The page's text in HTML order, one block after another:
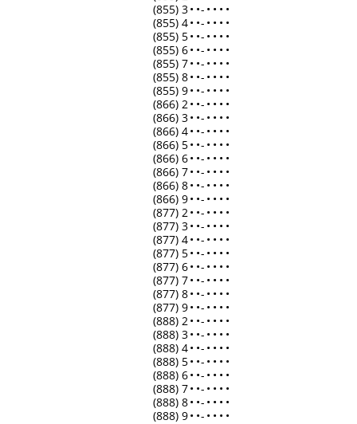
(855) 3• •- • • • •
(855) 4• •- • • • •
(855) 5• •- • • • •
(855) 6• •- • • • •
(855) 7• •- • • • •
(855) 8• •- • • • •
(855) 9• •- • • • •
(866) 2• •- • • • •
(866) 3• •- • • • •
(866) 4• •- • • • •
(866) 5• •- • • • •
(866) 6• •- • • • •
(866) 7• •- • • • •
(866) 8• •- • • • •
(866) 9• •- • • • •
(877) 2• •- • • • •
(877) 3• •- • • • •
(877) 4• •- • • • •
(877) 5• •- • • • •
(877) 6• •- • • • •
(877) 7• •- • • • •
(877) 8• •- • • • •
(877) 9• •- • • • •
(888) 2• •- • • • •
(888) 3• •- • • • •
(888) 4• •- • • • •
(888) 5• •- • • • •
(888) 6• •- • • • •
(888) 7• •- • • • •
(888) 8• •- • • • •
(888) 9• •- • • • •